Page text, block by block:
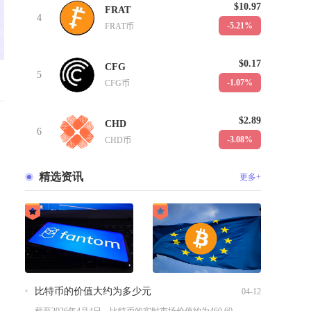
4
FRAT
FRAT币
$10.97
-5.21%
5
CFG
CFG币
$0.17
-1.07%
6
CHD
CHD币
$2.89
-3.08%
精选资讯 更多+
比特币的价值大约为多少元 04-12